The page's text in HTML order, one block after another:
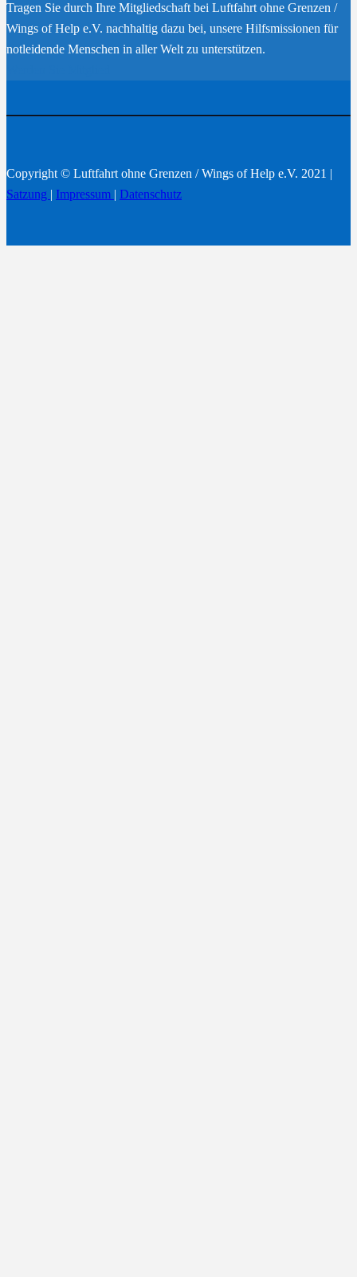
Tragen Sie durch Ihre Mitgliedschaft bei Luftfahrt ohne Grenzen /
Wings of Help e.V. nachhaltig dazu bei, unsere Hilfsmissionen für
notleidende Menschen in aller Welt zu unterstützen.
Copyright © Luftfahrt ohne Grenzen / Wings of Help e.V. 2021 |
Satzung | Impressum | Datenschutz